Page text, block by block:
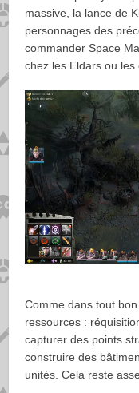
massive, la lance de
personnages des
commander Space
chez les Eldars ou les
Comme dans tout bon
ressources :
capturer des points
construire des
unités. Cela reste